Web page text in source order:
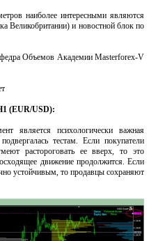
наиболее интересными являются
Великобритании) и новостной блок по
Oбъeмoв Aкaдeмии Маsterforех-V
(EUR/USD):
является психологически важная
тестам. Если покупатели
растороговать ее вверх, то это
движение продолжится. Если
устойчивым, то продавцы сохраняют